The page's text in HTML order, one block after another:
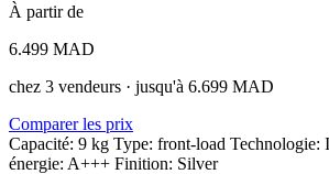
À partir de
6.499 MAD
chez 3 vendeurs · jusqu'à 6.699 MAD
Comparer les prix
Capacité: 9 kg Type: front-load Technologie:
énergie: A+++ Finition: Silver